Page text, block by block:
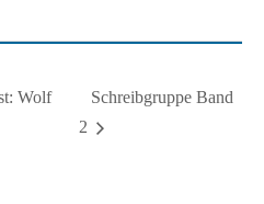
Wolf
Schreibgruppe Band
2